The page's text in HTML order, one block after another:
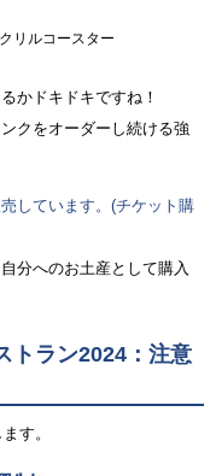
リルコースター
かドキドキですね！
クをオーダーし続ける強
しています。(チケット購
分へのお土産として購入
トラン2024：注意
す。